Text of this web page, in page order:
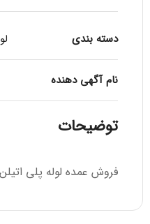
دسته بندی
نام آگهی دهنده
توضیحات
فروش عمده لوله پلی اتیلن